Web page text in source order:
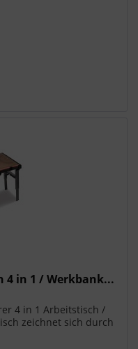
4 in 1 / Werkbank...
4 in 1 Arbeitstisch /
zeichnet sich durch